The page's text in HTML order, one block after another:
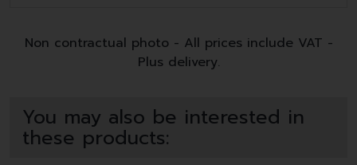
Non contractual photo - All prices include VAT -
Plus delivery.
You may also be interested in
these products: